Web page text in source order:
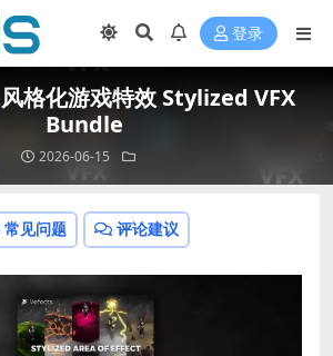
登录
格化游戏特效 Stylized VFX
Bundle
2026-06-15
常见问题 评论建议